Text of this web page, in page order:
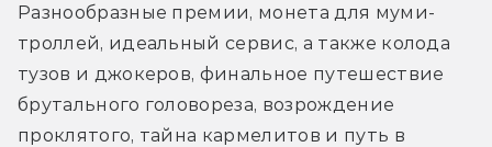
Разнообразные премии, монета для муми-
троллей, идеальный сервис, а также колода
тузов и джокеров, финальное путешествие
брутального головореза, возрождение
проклятого, тайна кармелитов и путь в